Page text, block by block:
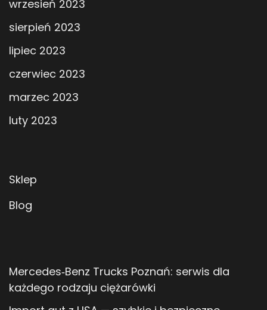
wrzesień 2023
sierpień 2023
lipiec 2023
czerwiec 2023
marzec 2023
luty 2023
Sklep
Blog
Mercedes‑Benz Trucks Poznań: serwis dla
każdego rodzaju ciężarówki